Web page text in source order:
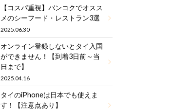
【コスパ重視】バンコクでオスス
メのシーフード・レストラン3選
2025.06.30
オンライン登録しないとタイ入国
ができません！【到着3日前～当
日まで】
2025.04.16
タイのiPhoneは日本でも使えま
す！【注意点あり】